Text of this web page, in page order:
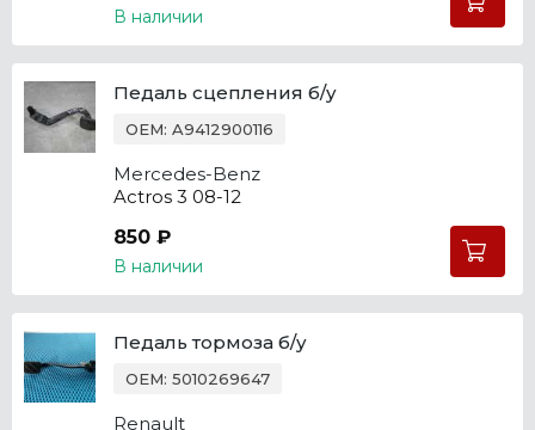
В наличии
Педаль сцепления б/у
OEM: A9412900116
Mercedes-Benz
Actros 3 08-12
850 ₽
В наличии
Педаль тормоза б/у
OEM: 5010269647
Renault